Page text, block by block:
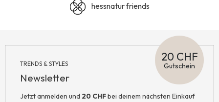
hessnatur friends
TRENDS & STYLES
Newsletter
20 CHF
Gutschein
Jetzt anmelden und 20 CHFbei deinem nächsten Einkauf